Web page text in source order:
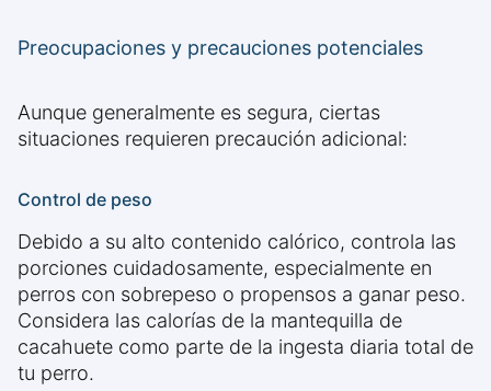
Preocupaciones y precauciones potenciales
Aunque generalmente es segura, ciertas
situaciones requieren precaución adicional:
Control de peso
Debido a su alto contenido calórico, controla las
porciones cuidadosamente, especialmente en
perros con sobrepeso o propensos a ganar peso.
Considera las calorías de la mantequilla de
cacahuete como parte de la ingesta diaria total de
tu perro.